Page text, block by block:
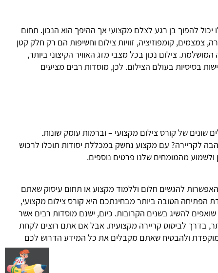
להפוך בן רגע לצלם מקצועי אך ההיפך הוא הנכון. תחום
קומפוזיציה, זוויות צילום וחשיפות הם רק חלק קטן
צילום נכון בכל מצבי מזג האוויר הקיצוני ביותר,
בסיסיות בעולם הצילום. לכן, מוסדות רבים מציעים
של קורס צילום מקצועי – וברמות עומק שונות.
לקריירה? עם מקצוע נחשק במכללת יסודות תוכלו לרכוש
מהמומחים שלנו פרטים נוספים.
להגשים חלום וללמוד מקצוע או תחום עיסוק שאתם
הפתיחה הטובה ביותר מבחינתכם היא קורס צילום מקצועי,
להשיג בשנים הקרובות. כיום, ישנם מוסדות רבים אשר
בדרך לביסוס קריירה מקצועית. אבל אם אתם רוצים לקחת
מוקפדת ולהבטיח שאתם מקבלים את כל המידע הדרוש לכם